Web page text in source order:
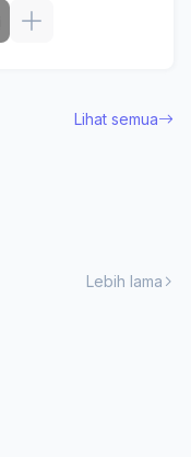
Lihat semua
Lebih lama